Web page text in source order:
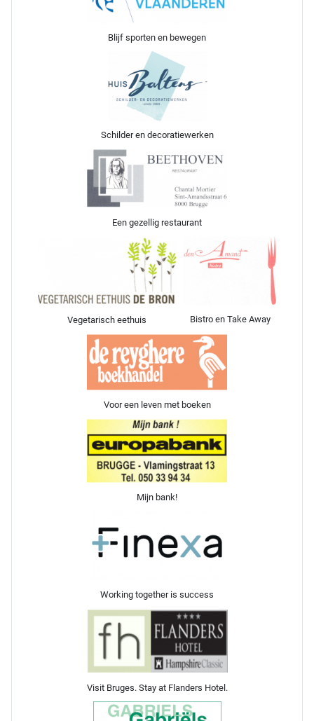
Blijf sporten en bewegen
Schilder en decoratiewerken
Een gezellig restaurant
Vegetarisch eethuis Bistro en Take Away
Voor een leven met boeken
Mijn bank!
Working together is success
Visit Bruges. Stay at Flanders Hotel.